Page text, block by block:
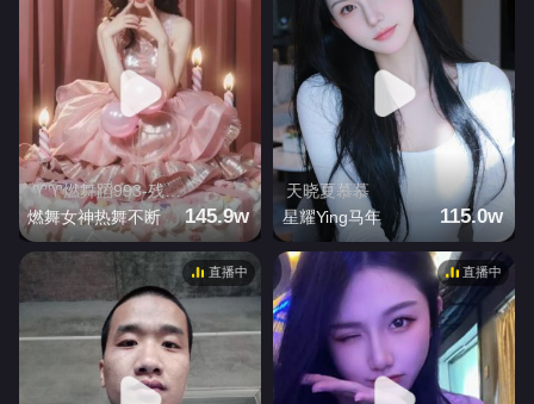
♈♈燃舞蹈993-残 弦「值班管理」
145.9w
燃舞女神热舞不断
天晓夏慕慕
115.0w
星耀Ying马年
直播中 直播中